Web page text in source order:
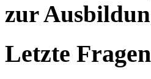
zur
Letzte Fragen